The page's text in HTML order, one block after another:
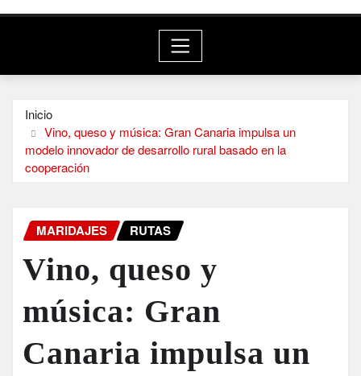
Inicio
Vino, queso y música: Gran Canaria impulsa un
modelo innovador de desarrollo rural basado en la
cooperación
MARIDAJES RUTAS
Vino, queso y
música: Gran
Canaria impulsa un